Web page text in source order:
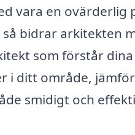
vara en
bidrar arkitekten
som förstår
i ditt område,
smidigt och